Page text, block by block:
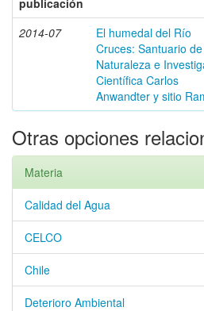
publicación
2014-07
El humedal del Río
Cruces: Santuario
Naturaleza e
Científica Carlos
Anwandter y sitio
Otras opciones
Materia
Calidad del Agua
CELCO
Chile
Deterioro Ambiental